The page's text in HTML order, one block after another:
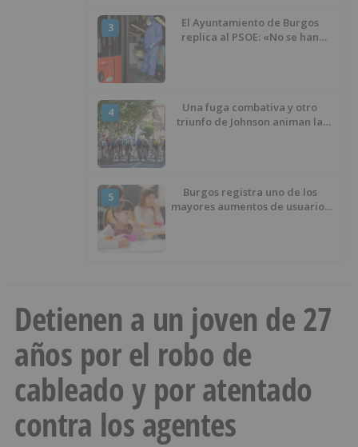
3
El Ayuntamiento de Burgos
replica al PSOE: «No se han
4
Una fuga combativa y otro
triunfo de Johnson animan la
5
Burgos registra uno de los
mayores aumentos de usuarios
Detienen a un joven de 27
años por el robo de
cableado y por atentado
contra los agentes